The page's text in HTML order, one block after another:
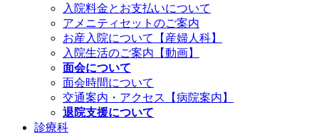
入院料金とお支払いについて
アメニティセットのご案内
お産入院について【産婦人科】
入院生活のご案内【動画】
面会について
面会時間について
交通案内・アクセス【病院案内】
退院支援について
診療科